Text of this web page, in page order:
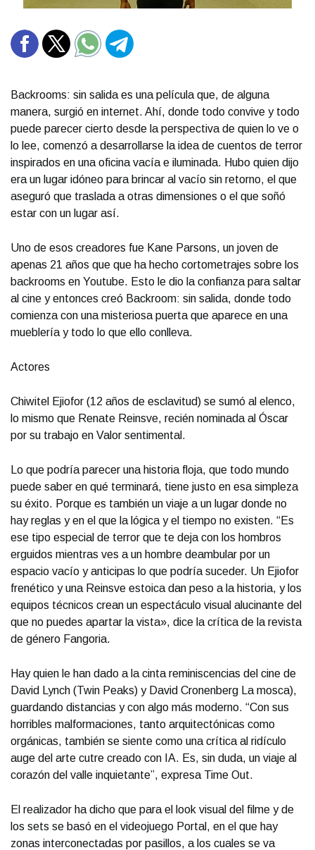
Backrooms: sin salida es una película que, de alguna
manera, surgió en internet. Ahí, donde todo convive y todo
puede parecer cierto desde la perspectiva de quien lo ve o
lo lee, comenzó a desarrollarse la idea de cuentos de terror
inspirados en una oficina vacía e iluminada. Hubo quien dijo
era un lugar idóneo para brincar al vacío sin retorno, el que
aseguró que traslada a otras dimensiones o el que soñó
estar con un lugar así.
Uno de esos creadores fue Kane Parsons, un joven de
apenas 21 años que que ha hecho cortometrajes sobre los
backrooms en Youtube. Esto le dio la confianza para saltar
al cine y entonces creó Backroom: sin salida, donde todo
comienza con una misteriosa puerta que aparece en una
mueblería y todo lo que ello conlleva.
Actores
Chiwitel Ejiofor (12 años de esclavitud) se sumó al elenco,
lo mismo que Renate Reinsve, recién nominada al Óscar
por su trabajo en Valor sentimental.
Lo que podría parecer una historia floja, que todo mundo
puede saber en qué terminará, tiene justo en esa simpleza
su éxito. Porque es también un viaje a un lugar donde no
hay reglas y en el que la lógica y el tiempo no existen. “Es
ese tipo especial de terror que te deja con los hombros
erguidos mientras ves a un hombre deambular por un
espacio vacío y anticipas lo que podría suceder. Un Ejiofor
frenético y una Reinsve estoica dan peso a la historia, y los
equipos técnicos crean un espectáculo visual alucinante del
que no puedes apartar la vista», dice la crítica de la revista
de género Fangoria.
Hay quien le han dado a la cinta reminiscencias del cine de
David Lynch (Twin Peaks) y David Cronenberg La mosca),
guardando distancias y con algo más moderno. “Con sus
horribles malformaciones, tanto arquitectónicas como
orgánicas, también se siente como una crítica al ridículo
auge del arte cutre creado con IA. Es, sin duda, un viaje al
corazón del valle inquietante”, expresa Time Out.
El realizador ha dicho que para el look visual del filme y de
los sets se basó en el videojuego Portal, en el que hay
zonas interconectadas por pasillos, a los cuales se va